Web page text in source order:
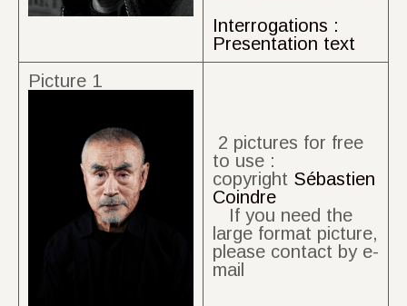
Interrogations :
Presentation text
Picture 1
2 pictures for free
to use :
copyright Sébastien
Coindre
If you need the
large format picture,
please contact by e-
mail